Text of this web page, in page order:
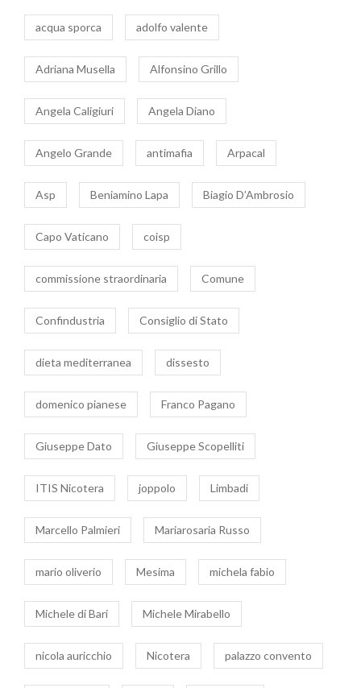
acqua sporca adolfo valente
Adriana Musella Alfonsino Grillo
Angela Caligiuri Angela Diano
Angelo Grande antimafia Arpacal
Asp Beniamino Lapa Biagio D’Ambrosio
Capo Vaticano coisp
commissione straordinaria Comune
Confindustria Consiglio di Stato
dieta mediterranea dissesto
domenico pianese Franco Pagano
Giuseppe Dato Giuseppe Scopelliti
ITIS Nicotera joppolo Limbadi
Marcello Palmieri Mariarosaria Russo
mario oliverio Mesima michela fabio
Michele di Bari Michele Mirabello
nicola auricchio Nicotera palazzo convento